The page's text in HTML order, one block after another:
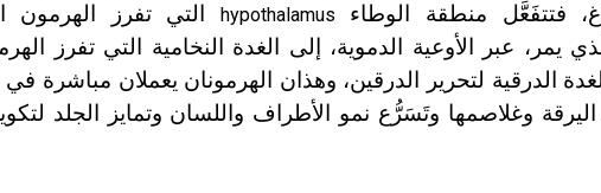
فتتفَعَّل منطقة الوطاء hypothalamus التي تفرز الهرمون
يمر، عبر الأوعية الدموية، إلى الغدة النخامية التي تفرز
الدرقية لتحرير الدرقين، وهذان الهرمونان يعملان مباشرة في
وغلاصمها وتَسَرُّع نمو الأطراف واللسان وتمايز الجلد لتكوين